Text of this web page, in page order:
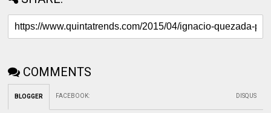
COMMENTS
BLOGGER FACEBOOK: DISQUS